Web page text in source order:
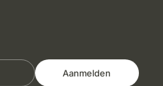
Aanmelden